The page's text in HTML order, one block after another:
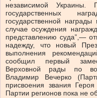
независимой
государственных
государственной
случае осуждения
представлению суда”,—
надежду, что новый
выполнения
сообщил первый
Верховной рады по
Владимир Вечерко
присвоения звания
Партии регионов пока не